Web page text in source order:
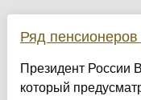
Ряд пенсионеров
Президент России
который